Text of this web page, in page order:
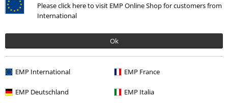
Please click here to visit EMP Online Shop for customers from
International
Ok
EMP International EMP France
EMP Deutschland EMP Italia